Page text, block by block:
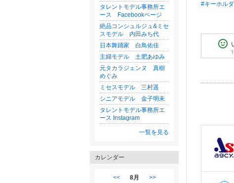
#キーホル
タレントモデル事務所エ
ース Facebookページ
絶品コンシュルジュ&ミセ
スモデル 内田みち代
日本舞踊家 白鳥佑佳
主婦モデル 土肥あゆみ
元タカラジェンヌ 真樹
めぐみ
ミセスモデル 三村遥
シニアモデル 金子明未
タレントモデル事務所エ
ース Instagram
一覧を見る
カレンダー
<< 8月
>>